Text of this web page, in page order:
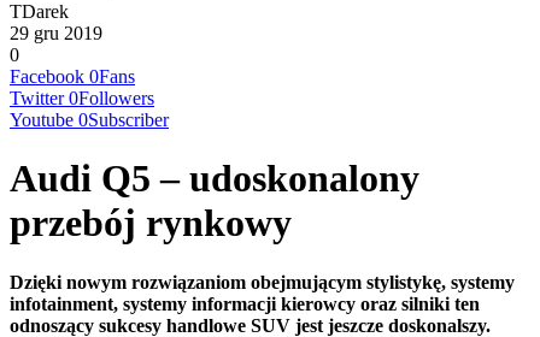
TDarek
29 gru 2019
0
Facebook 0Fans
Twitter 0Followers
Youtube 0Subscriber
Audi Q5 – udoskonalony
przebój rynkowy
Dzięki nowym rozwiązaniom obejmującym stylistykę, systemy
infotainment, systemy informacji kierowcy oraz silniki ten
odnoszący sukcesy handlowe SUV jest jeszcze doskonalszy.